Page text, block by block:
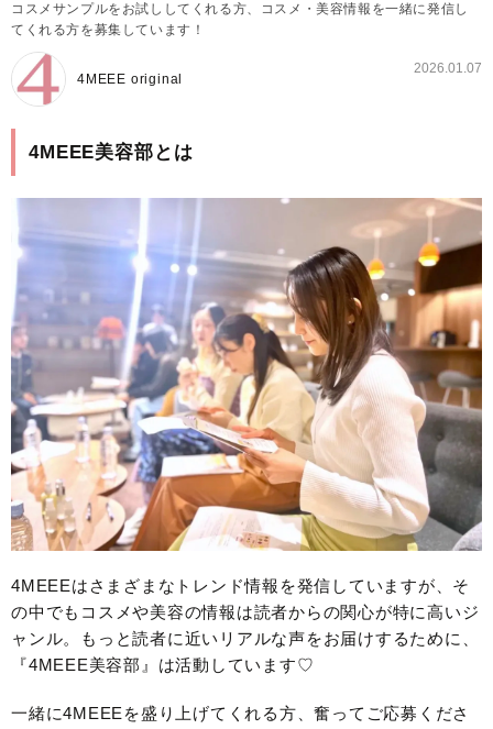
コスメサンプルをお試ししてくれる方、コスメ・美容情報を一緒に発信し
てくれる方を募集しています！
4MEEE original
2026.01.07
4MEEE美容部とは
4MEEEはさまざまなトレンド情報を発信していますが、そ
の中でもコスメや美容の情報は読者からの関心が特に高いジ
ャンル。もっと読者に近いリアルな声をお届けするために、
『4MEEE美容部』は活動しています♡
一緒に4MEEEを盛り上げてくれる方、奮ってご応募くださ